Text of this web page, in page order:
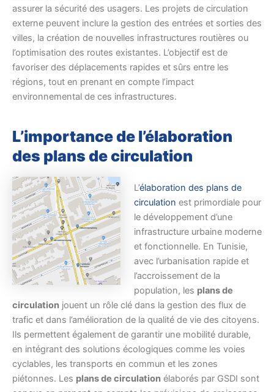
assurer la sécurité des usagers. Les projets de circulation
externe peuvent inclure la gestion des entrées et sorties des
villes, la création de nouvelles infrastructures routières ou
l’optimisation des routes existantes. L’objectif est de
favoriser des déplacements rapides et sûrs entre les
régions, tout en prenant en compte l’impact
environnemental de ces infrastructures.
L’importance de l’élaboration
des plans de circulation
L’élaboration des plans de
circulation est primordiale pour
le développement d’une
infrastructure urbaine moderne
et fonctionnelle. En Tunisie,
avec l’urbanisation rapide et
l’accroissement de la
population, les plans de
circulation jouent un rôle clé dans la gestion des flux de
trafic et dans l’amélioration de la qualité de vie des citoyens.
Ils permettent également de garantir une mobilité durable,
en intégrant des solutions écologiques comme les voies
cyclables, les transports en commun et les zones
piétonnes. Les plans de circulation élaborés par GSDI sont